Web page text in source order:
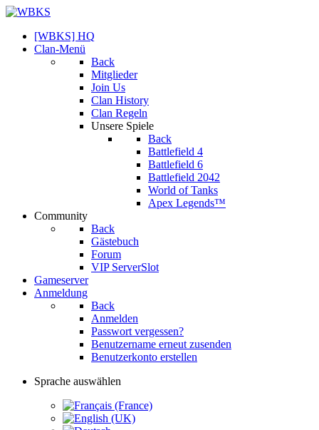
[WBKS] HQ
Clan-Menü
Back
Mitglieder
Join Us
Clan History
Clan Regeln
Unsere Spiele
Back
Battlefield 4
Battlefield 6
Battlefield 2042
World of Tanks
Apex Legends™
Community
Back
Gästebuch
Forum
VIP ServerSlot
Gameserver
Anmeldung
Back
Anmelden
Passwort vergessen?
Benutzername erneut zusenden
Benutzerkonto erstellen
Sprache auswählen